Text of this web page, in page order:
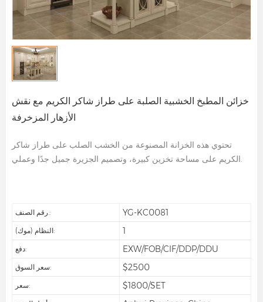
خزائن المطبخ الخشبية الصلبة على طراز شاكر الكريم مع نقش
الأزهار المزخرفة
تحتوي هذه الخزانة المصنوعة من الخشب الصلب على طراز شاكر
رقم الصنف.: YG-KC0081
النظام (موك): 1
دفع: EXW/FOB/CIF/DDP/DDU
سعر السوق: $2500
سعر: $1800/SET